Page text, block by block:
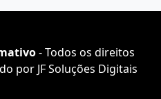
- Todos os direitos
por JF Soluções Digitais